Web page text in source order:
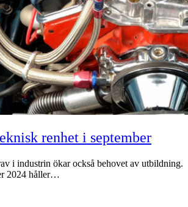
renhet i september
i industrin ökar också behovet av utbildning.
2024 håller…